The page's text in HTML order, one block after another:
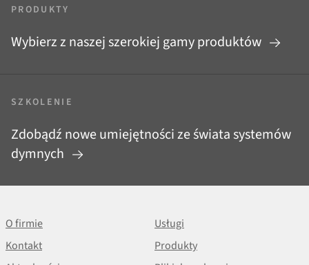
PRODUKTY
Wybierz z naszej szerokiej gamy produktów
SZKOLENIE
Zdobądź nowe umiejętności ze świata systemów
dymnych
O firmie
Usługi
Kontakt
Produkty